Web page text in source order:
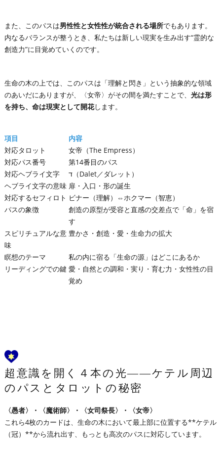
また、このパスは男性性と女性性が統合される場所でもあります。
内なるバランスが整うとき、私たちは新しい現実を生み出す“霊的な
創造力”に目覚めていくのです。
生命の木の上では、このパスは「理解と閃き」という抽象的な領域
のあいだにありますが、〈女帝〉がその間を満たすことで、 光は形
を持ち、命は現実として開花します。
項目
内容
対応タロット
女帝（The Empress）
対応パス番号
第14番目のパス
対応ヘブライ文字
ד（Dalet／ダレット）
ヘブライ文字の意味 扉・入口・形の誕生
対応するセフィロト ビナー（理解）⇔ホクマー（智恵）
パスの象徴
創造の原型が受容と直感の交差点で「命」を宿
す
スピリチュアルな意
味
豊かさ・創造・愛・生命力の拡大
瞑想のテーマ
私の内に宿る「生命の源」はどこにあるか
リーディングでの鍵 愛・自然との調和・実り・育む力・女性性の目
覚め
超意識を開く４本の光――ケテル周辺
のパスとタロットの秘密
〈愚者〉・〈魔術師〉・〈女司祭長〉・〈女帝〉
これら4枚のカードは、生命の木において最上部に位置する**ケテル
（冠）**から流れ出す、もっとも高次のパスに対応しています。